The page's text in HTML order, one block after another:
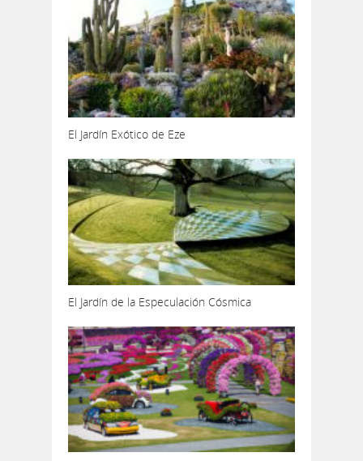
El Jardín Exótico de Eze
El Jardín de la Especulación Cósmica